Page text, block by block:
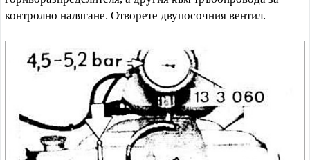
контролно налягане. Отворете двупосочния вентил.